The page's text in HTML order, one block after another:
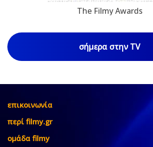
The Filmy Awards
σήμερα στην TV
επικοινωνία
περί filmy.gr
ομάδα filmy